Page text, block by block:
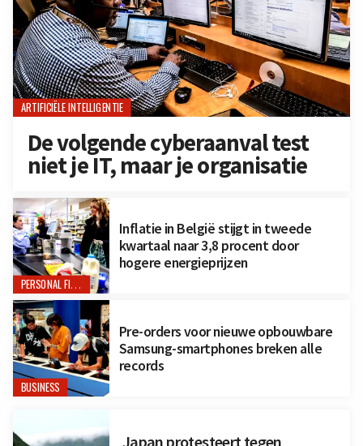
ARTIFICIËLE INTELLIGENTIE
De volgende cyberaanval test
niet je IT, maar je organisatie
PERSONAL FINANCE
Inflatie in België stijgt in tweede
kwartaal naar 3,8 procent door
hogere energieprijzen
BUSINESS
Pre-orders voor nieuwe opbouwbare
Samsung-smartphones breken alle
records
Japan protesteert tegen